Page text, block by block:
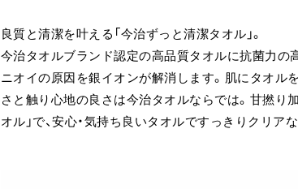
良質と清潔を叶える「今治ずっと清潔タオル」。
今治タオルブランド認定の高品質タオルに抗菌力の
ニオイの原因を銀イオンが解消します。肌にタオル
さと触り心地の良さは今治タオルならでは。甘撚り
オル」で、安心・気持ち良いタオルですっきりクリアな